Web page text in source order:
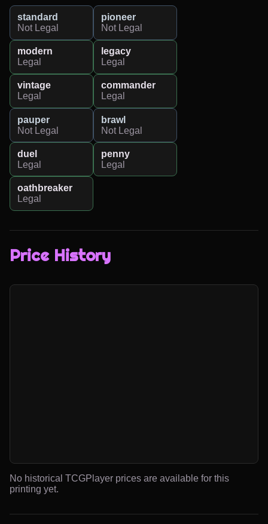
standard
Not Legal
pioneer
Not Legal
modern
Legal
legacy
Legal
vintage
Legal
commander
Legal
pauper
Not Legal
brawl
Not Legal
duel
Legal
penny
Legal
oathbreaker
Legal
Price History
No historical TCGPlayer prices are available for this
printing yet.